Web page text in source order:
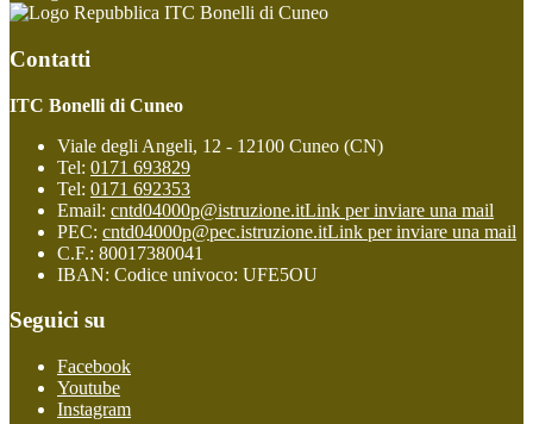
ITC Bonelli di Cuneo
Contatti
ITC Bonelli di Cuneo
Viale degli Angeli, 12 - 12100 Cuneo (CN)
Tel: 0171 693829
Tel: 0171 692353
Email: cntd04000p@istruzione.itLink per inviare una mail
PEC: cntd04000p@pec.istruzione.itLink per inviare una mail
C.F.: 80017380041
IBAN: Codice univoco: UFE5OU
Seguici su
Facebook
Youtube
Instagram